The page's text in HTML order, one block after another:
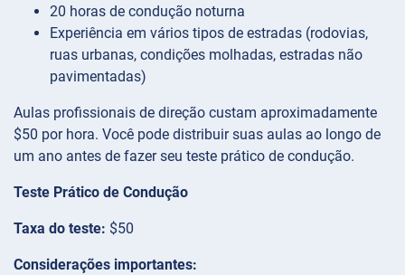
20 horas de condução noturna
Experiência em vários tipos de estradas (rodovias,
ruas urbanas, condições molhadas, estradas não
pavimentadas)
Aulas profissionais de direção custam aproximadamente
$50 por hora. Você pode distribuir suas aulas ao longo de
um ano antes de fazer seu teste prático de condução.
Teste Prático de Condução
Taxa do teste: $50
Considerações importantes: